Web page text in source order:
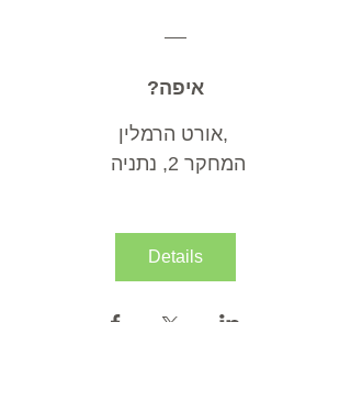
?איפה
אורט הרמלין,
המחקר 2, נתניה
Details